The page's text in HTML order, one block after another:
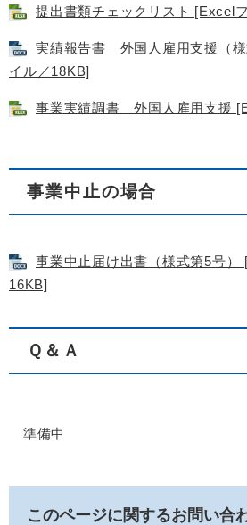
提出書類チェックリスト [Excel
実績報告書 外国人雇用支援（
イル／18KB]
事業実績調書 外国人雇用支援
事業中止の場合
事業中止届け出書（様式第5号）
16KB]
Ｑ＆Ａ
準備中
このページに関するお問い合